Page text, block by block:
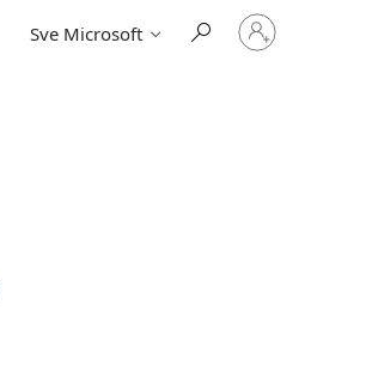
Sve Microsoft
Prijavite
se